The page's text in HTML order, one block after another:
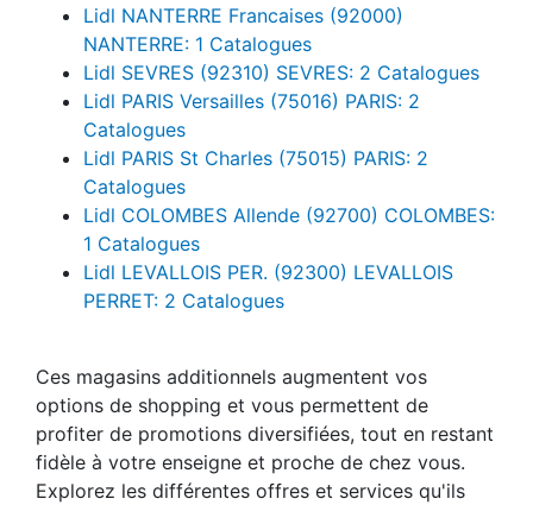
Lidl NANTERRE Francaises (92000)
NANTERRE: 1 Catalogues
Lidl SEVRES (92310) SEVRES: 2 Catalogues
Lidl PARIS Versailles (75016) PARIS: 2
Catalogues
Lidl PARIS St Charles (75015) PARIS: 2
Catalogues
Lidl COLOMBES Allende (92700) COLOMBES:
1 Catalogues
Lidl LEVALLOIS PER. (92300) LEVALLOIS
PERRET: 2 Catalogues
Ces magasins additionnels augmentent vos
options de shopping et vous permettent de
profiter de promotions diversifiées, tout en restant
fidèle à votre enseigne et proche de chez vous.
Explorez les différentes offres et services qu'ils